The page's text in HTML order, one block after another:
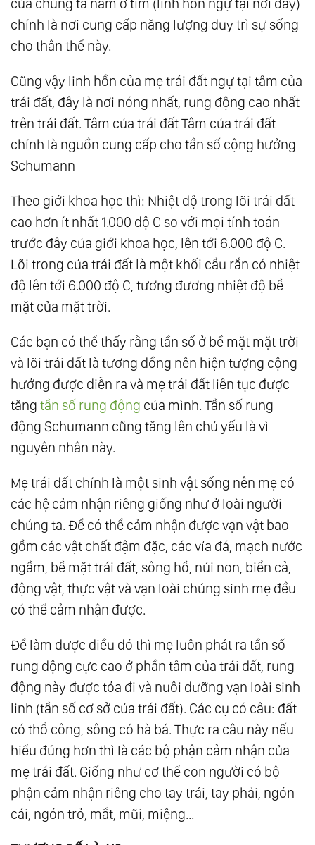
của chúng ta nằm ở tim (linh hồn ngự tại nơi đây)
chính là nơi cung cấp năng lượng duy trì sự sống
cho thân thể này.
Cũng vậy linh hồn của mẹ trái đất ngự tại tâm của
trái đất, đây là nơi nóng nhất, rung động cao nhất
trên trái đất. Tâm của trái đất Tâm của trái đất
chính là nguồn cung cấp cho tần số cộng hưởng
Schumann
Theo giới khoa học thì: Nhiệt độ trong lõi trái đất
cao hơn ít nhất 1.000 độ C so với mọi tính toán
trước đây của giới khoa học, lên tới 6.000 độ C.
Lõi trong của trái đất là một khối cầu rắn có nhiệt
độ lên tới 6.000 độ C, tương đương nhiệt độ bề
mặt của mặt trời.
Các bạn có thể thấy rằng tần số ở bề mặt mặt trời
và lõi trái đất là tương đồng nên hiện tượng cộng
hưởng được diễn ra và mẹ trái đất liên tục được
tăng tần số rung động của mình. Tần số rung
động Schumann cũng tăng lên chủ yếu là vì
nguyên nhân này.
Mẹ trái đất chính là một sinh vật sống nên mẹ có
các hệ cảm nhận riêng giống như ở loài người
chúng ta. Để có thể cảm nhận được vạn vật bao
gồm các vật chất đậm đặc, các vỉa đá, mạch nước
ngầm, bề mặt trái đất, sông hồ, núi non, biển cả,
động vật, thực vật và vạn loài chúng sinh mẹ đều
có thể cảm nhận được.
Để làm được điều đó thì mẹ luôn phát ra tần số
rung động cực cao ở phần tâm của trái đất, rung
động này được tỏa đi và nuôi dưỡng vạn loài sinh
linh (tần số cơ sở của trái đất). Các cụ có câu: đất
có thổ công, sông có hà bá. Thực ra câu này nếu
hiểu đúng hơn thì là các bộ phận cảm nhận của
mẹ trái đất. Giống như cơ thể con người có bộ
phận cảm nhận riêng cho tay trái, tay phải, ngón
cái, ngón trỏ, mắt, mũi, miệng...